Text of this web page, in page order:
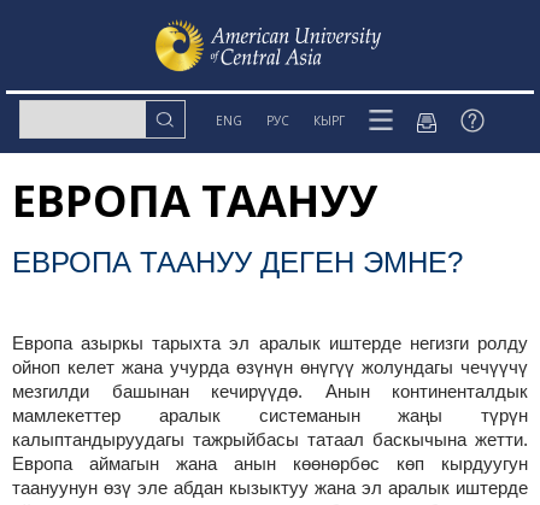
ENG РУС КЫРГ
ЕВРОПА ТААНУУ
ЕВРОПА ТААНУУ ДЕГЕН ЭМНЕ?
Европа азыркы тарыхта эл аралык иштерде негизги ролду
ойноп келет жана учурда өзүнүн өнүгүү жолундагы чечүүчү
мезгилди башынан кечирүүдө. Анын континенталдык
мамлекеттер аралык системанын жаңы түрүн
калыптандыруудагы тажрыйбасы татаал баскычына жетти.
Европа аймагын жана анын көөнөрбөс көп кырдуугун
таануунун өзү эле абдан кызыктуу жана эл аралык иштерде